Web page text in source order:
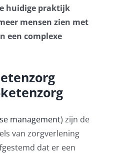
huidige praktijk
mensen zien met
een complexe
management) zijn de
van zorgverlening
dat er een